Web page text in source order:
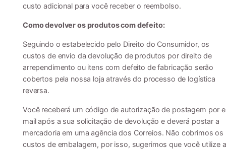
custo adicional para você receber o reembolso.
Como devolver os produtos com defeito:
Seguindo o estabelecido pelo Direito do Consumidor, os
custos de envio da devolução de produtos por direito de
arrependimento ou itens com defeito de fabricação serão
cobertos pela nossa loja através do processo de logística
reversa.
Você receberá um código de autorização de postagem por
mail após a sua solicitação de devolução e deverá postar a
mercadoria em uma agência dos Correios. Não cobrimos os
custos de embalagem, por isso, sugerimos que você utilize a